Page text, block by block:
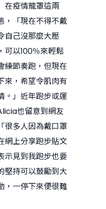
在疫情籠罩這兩
，「現在不得不戴
自己沒那麼大壓
可以100％來輕鬆
練節奏跑，但現在
來，希望令肌肉有
。」近年跑步或運
也留意到網友
很多人因為戴口罩
網上分享跑步貼文
示見到我跑步也要
堅持可以鼓勵到大
，一停下來便很難